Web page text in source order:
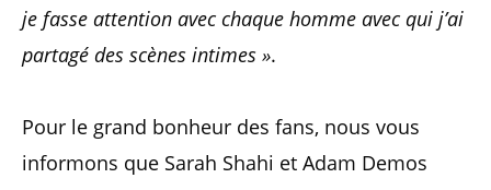
je fasse attention avec chaque homme avec qui j’ai
partagé des scènes intimes ».
Pour le grand bonheur des fans, nous vous
informons que Sarah Shahi et Adam Demos